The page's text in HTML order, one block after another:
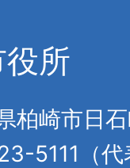
所
柏崎市日
5111（代